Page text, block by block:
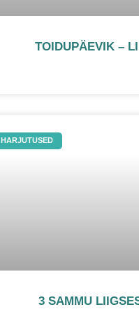
TOIDUPÄEVIK –
HARJUTUSED
3 SAMMU